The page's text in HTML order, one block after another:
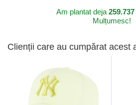
Am plantat deja 259.737
Mulțumesc!
Clienții care au cumpărat acest